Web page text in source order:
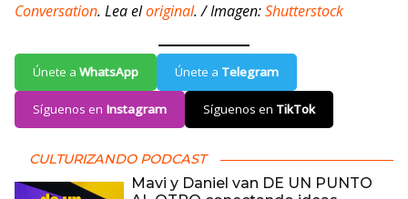
Conversation. Lea eloriginal. / Imagen:Shutterstock
Únete a WhatsApp Únete a Telegram
Síguenos en Instagram Síguenos en TikTok
CULTURIZANDO PODCAST
Mavi y Daniel van DE UN PUNTO